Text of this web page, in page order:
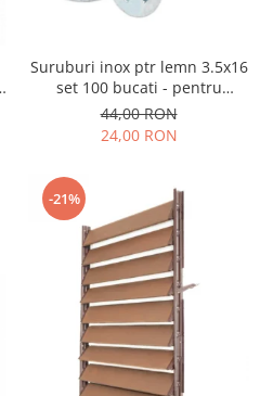
Suruburi inox ptr lemn 3.5x16
set 100 bucati - pentru
prindere lamele pe glisiere
din aluminiu
44,00 RON
24,00 RON
-21%